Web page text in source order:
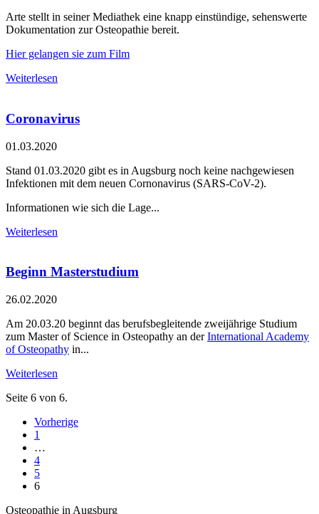
Arte stellt in seiner Mediathek eine knapp einstündige, sehenswerte
Dokumentation zur Osteopathie bereit.
Hier gelangen sie zum Film
Weiterlesen
Coronavirus
01.03.2020
Stand 01.03.2020 gibt es in Augsburg noch keine nachgewiesen
Infektionen mit dem neuen Cornonavirus (SARS-CoV-2).
Informationen wie sich die Lage...
Weiterlesen
Beginn Masterstudium
26.02.2020
Am 20.03.20 beginnt das berufsbegleitende zweijährige Studium
zum Master of Science in Osteopathy an derInternational Academy
of Osteopathy in...
Weiterlesen
Seite 6 von 6.
Vorherige
1
…
4
5
6
Osteopathie in Augsburg